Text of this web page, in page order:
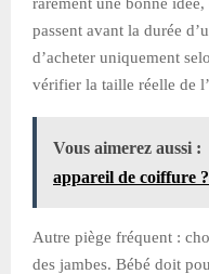
passent avant la durée
d’acheter uniquement
vérifier la taille réelle de
Vous aimerez aussi :
appareil de coiffure ?
Autre piège fréquent :
des jambes. Bébé doit